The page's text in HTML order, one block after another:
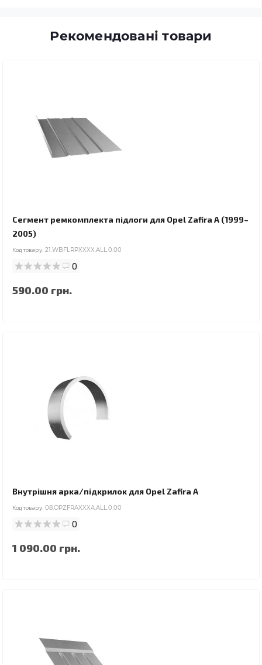
Рекомендовані товари
Сегмент ремкомплекта підлоги для Opel Zafira A (1999–
2005)
Код товару: 21.WBFLRPXXXX.ALL.0.00
0
590.00 грн.
Внутрішня арка/підкрилок для Opel Zafira A
Код товару: 08.OPZFRAXXXA.ALL.0.00
0
1 090.00 грн.